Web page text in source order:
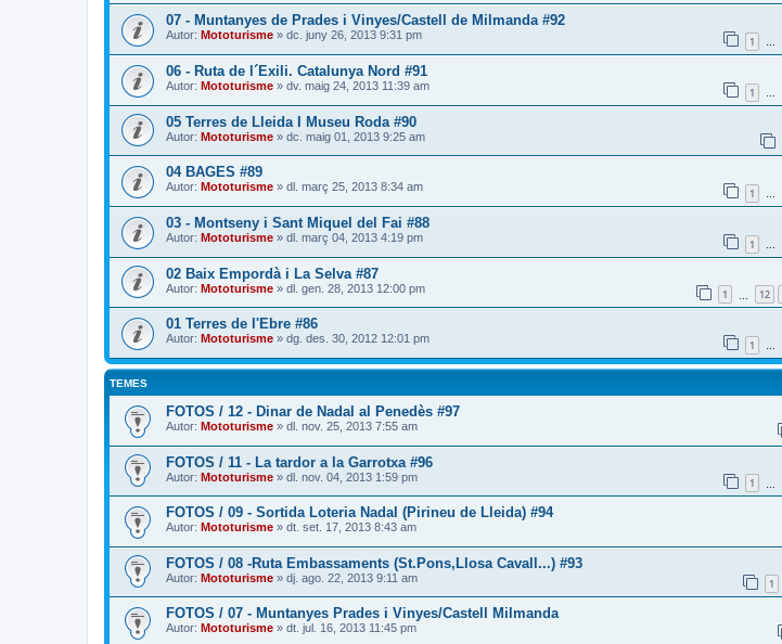
07 - Muntanyes de Prades i Vinyes/Castell de Milmanda #92
Autor: Mototurisme » dc. juny 26, 2013 9:31 pm 1 …
06 - Ruta de l´Exili. Catalunya Nord #91
Autor: Mototurisme » dv. maig 24, 2013 11:39 am 1 …
05 Terres de Lleida I Museu Roda #90
Autor: Mototurisme » dc. maig 01, 2013 9:25 am
04 BAGES #89
Autor: Mototurisme » dl. març 25, 2013 8:34 am 1 …
03 - Montseny i Sant Miquel del Fai #88
Autor: Mototurisme » dl. març 04, 2013 4:19 pm 1 …
02 Baix Empordà i La Selva #87
Autor: Mototurisme » dl. gen. 28, 2013 12:00 pm 1 12
01 Terres de l'Ebre #86
Autor: Mototurisme » dg. des. 30, 2012 12:01 pm 1 …
TEMES
FOTOS / 12 - Dinar de Nadal al Penedès #97
Autor: Mototurisme » dl. nov. 25, 2013 7:55 am
FOTOS / 11 - La tardor a la Garrotxa #96
Autor: Mototurisme » dl. nov. 04, 2013 1:59 pm 1
FOTOS / 09 - Sortida Loteria Nadal (Pirineu de Lleida) #94
Autor: Mototurisme » dt. set. 17, 2013 8:43 am
FOTOS / 08 -Ruta Embassaments (St.Pons,Llosa Cavall...) #93
Autor: Mototurisme » dj. ago. 22, 2013 9:11 am 1
FOTOS / 07 - Muntanyes Prades i Vinyes/Castell Milmanda
Autor: Mototurisme » dt. jul. 16, 2013 11:45 pm